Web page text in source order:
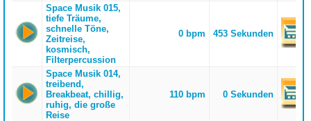
Space Musik 015,
tiefe Träume,
schnelle Töne,
Zeitreise,
kosmisch,
Filterpercussion
0 bpm 453 Sekunden
Space Musik 014,
treibend,
Breakbeat, chillig,
ruhig, die große
Reise
110 bpm 0 Sekunden